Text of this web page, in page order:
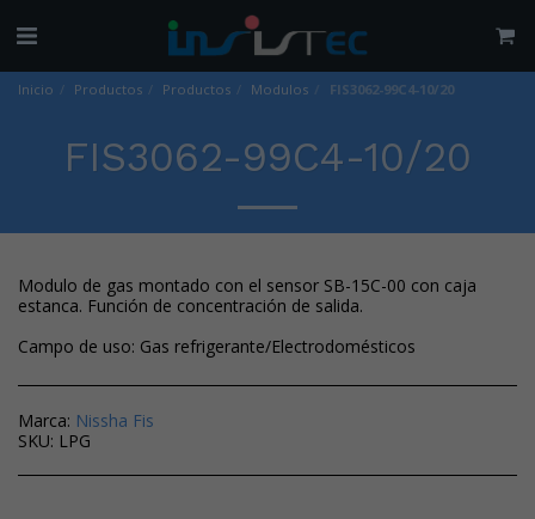
Inicio Productos Productos Modulos FIS3062-99C4-10/20
FIS3062-99C4-10/20
Modulo de gas montado con el sensor SB-15C-00 con caja
estanca. Función de concentración de salida.
Campo de uso: Gas refrigerante/Electrodomésticos
Marca: Nissha Fis
SKU: LPG